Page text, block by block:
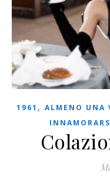
1961 , ALMENO UNA